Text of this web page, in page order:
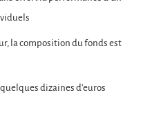
la composition du fonds est
dizaines d’euros